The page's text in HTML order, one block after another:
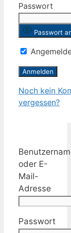
Passwort
Passwort
Noch kein
vergessen?
oder E-
Mail-
Adresse
Passwort